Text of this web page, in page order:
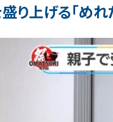
り上げる「めれ